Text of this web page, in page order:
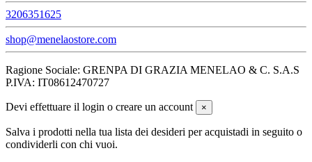
3206351625
shop@menelaostore.com
Ragione Sociale: GRENPA DI GRAZIA MENELAO & C. S.A.S
P.IVA: IT08612470727
Devi effettuare il login o creare un account ×
Salva i prodotti nella tua lista dei desideri per acquistadi in seguito o
condividerli con chi vuoi.